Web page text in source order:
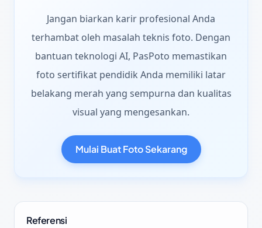
Jangan biarkan karir profesional Anda
terhambat oleh masalah teknis foto. Dengan
bantuan teknologi AI, PasPoto memastikan
foto sertifikat pendidik Anda memiliki latar
belakang merah yang sempurna dan kualitas
visual yang mengesankan.
Mulai Buat Foto Sekarang
Referensi